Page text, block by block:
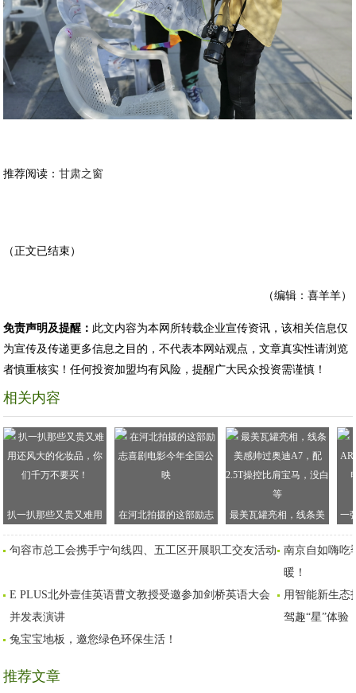
推荐阅读：甘肃之窗
（正文已结束）
（编辑：喜羊羊）
免责声明及提醒： 此文内容为本网所转载企业宣传资讯，该相关信息仅
为宣传及传递更多信息之目的，不代表本网站观点，文章真实性请浏览
者慎重核实！任何投资加盟均有风险，提醒广大民众投资需谨慎！
相关内容
扒一扒那些又贵又难用
还风大的化妆品，你们
千万不要买！
在河北拍摄的这部励志
喜剧电影今年全国公映
最美瓦罐亮相，线条美
感帅过奥迪A7，配2.5T
操控比肩宝马，没白等
一
首
句容市总工会携手宁句线四、五工区开展职工交友活动
南京自如嗨吃
暖！
E PLUS北外壹佳英语曹文教授受邀参加剑桥英语大会
并发表演讲
用智能新生态
驾趣“星”体验
兔宝宝地板，邀您绿色环保生活！
推荐文章